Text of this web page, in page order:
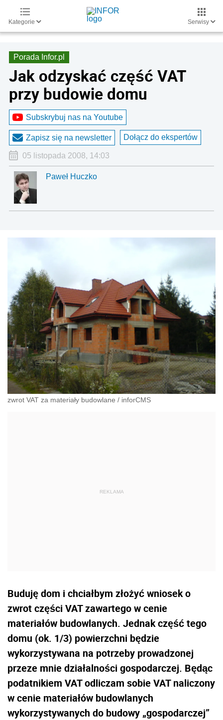
Kategorie Serwisy
Porada Infor.pl
Jak odzyskać część VAT
przy budowie domu
Subskrybuj nas na Youtube
Zapisz się na newsletter Dołącz do ekspertów
05 listopada 2008, 14:03
Paweł Huczko
zwrot VAT za materiały budowlane / inforCMS
Buduję dom i chciałbym złożyć wniosek o
zwrot części VAT zawartego w cenie
materiałów budowlanych. Jednak część tego
domu (ok. 1/3) powierzchni będzie
wykorzystywana na potrzeby prowadzonej
przeze mnie działalności gospodarczej. Będąc
podatnikiem VAT odliczam sobie VAT naliczony
w cenie materiałów budowlanych
wykorzystywanych do budowy „gospodarczej”